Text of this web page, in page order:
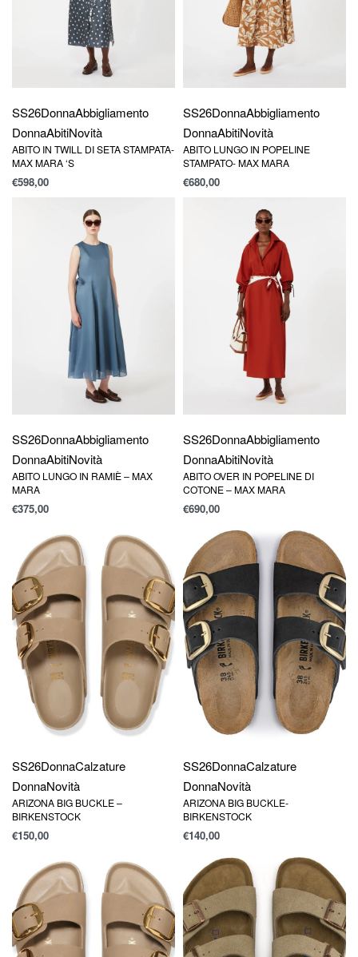
SS26DonnaAbbigliamento
DonnaAbitiNovità
ABITO IN TWILL DI SETA STAMPATA-
MAX MARA ‘S
€598,00
SS26DonnaAbbigliamento
DonnaAbitiNovità
ABITO LUNGO IN POPELINE
STAMPATO- MAX MARA
€680,00
SS26DonnaAbbigliamento
DonnaAbitiNovità
ABITO LUNGO IN RAMIÈ – MAX
MARA
€375,00
SS26DonnaAbbigliamento
DonnaAbitiNovità
ABITO OVER IN POPELINE DI
COTONE – MAX MARA
€690,00
SS26DonnaCalzature
DonnaNovità
ARIZONA BIG BUCKLE –
BIRKENSTOCK
€150,00
SS26DonnaCalzature
DonnaNovità
ARIZONA BIG BUCKLE-
BIRKENSTOCK
€140,00